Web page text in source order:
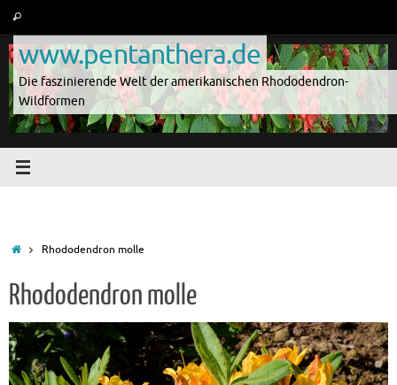
springen
Suchen
www.pentanthera.de
Die faszinierende Welt der amerikanischen Rhododendron-
Wildformen
StartRhododendron molle
Rhododendron molle